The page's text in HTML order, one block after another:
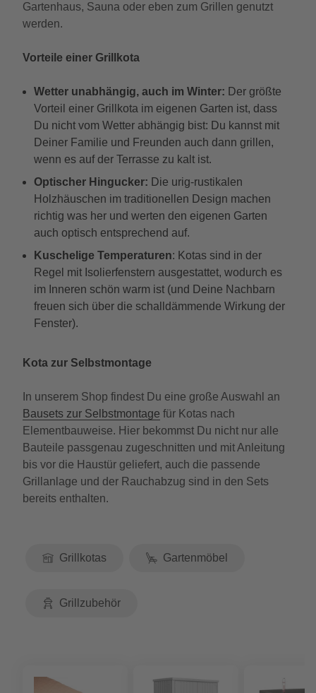
Gartenhaus, Sauna oder eben zum Grillen genutzt
werden.
Vorteile einer Grillkota
Wetter unabhängig, auch im Winter: Der größte
Vorteil einer Grillkota im eigenen Garten ist, dass
Du nicht vom Wetter abhängig bist: Du kannst mit
Deiner Familie und Freunden auch dann grillen,
wenn es auf der Terrasse zu kalt ist.
Optischer Hingucker: Die urig-rustikalen
Holzhäuschen im traditionellen Design machen
richtig was her und werten den eigenen Garten
auch optisch entsprechend auf.
Kuschelige Temperaturen: Kotas sind in der
Regel mit Isolierfenstern ausgestattet, wodurch es
im Inneren schön warm ist (und Deine Nachbarn
freuen sich über die schalldämmende Wirkung der
Fenster).
Kota zur Selbstmontage
In unserem Shop findest Du eine große Auswahl an
Bausets zur Selbstmontage für Kotas nach
Elementbauweise. Hier bekommst Du nicht nur alle
Bauteile passgenau zugeschnitten und mit Anleitung
bis vor die Haustür geliefert, auch die passende
Grillanlage und der Rauchabzug sind in den Sets
bereits enthalten.
Grillkotas Gartenmöbel
Grillzubehör